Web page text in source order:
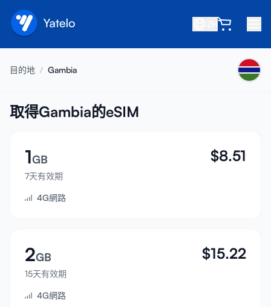
關於我們
推薦好友
成為合作夥伴
幫助中心
支援
裝置相容性
登入
目的地 / Gambia
取得Gambia的eSIM
1GB
7天有效期
$8.51
4G網路
2GB
15天有效期
$15.22
4G網路